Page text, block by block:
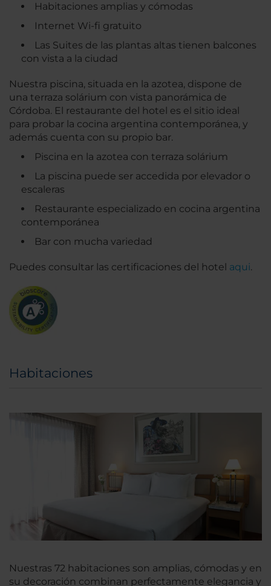
Habitaciones amplias y cómodas
Internet Wi-fi gratuito
Las Suites de las plantas altas tienen balcones
con vista a la ciudad
Nuestra piscina, situada en la azotea, dispone de
una terraza solárium con vista panorámica de
Córdoba. El restaurante del hotel es el sitio ideal
para probar la cocina argentina contemporánea, y
además cuenta con su propio bar.
Piscina en la azotea con terraza solárium
La piscina puede ser accedida por elevador o
escaleras
Restaurante especializado en cocina argentina
contemporánea
Bar con mucha variedad
Puedes consultar las certificaciones del hotel aqui.
Habitaciones
Nuestras 72 habitaciones son amplias, cómodas y en
su decoración combinan perfectamente elegancia y